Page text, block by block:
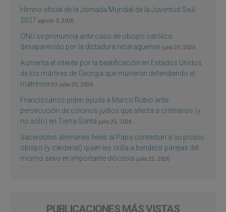
Himno oficial de la Jornada Mundial de la Juventud Seúl
2027 agosto 3, 2026
ONU se pronuncia ante caso de obispo católico
desaparecido por la dictadura nicaragüense julio 25, 2026
Aumenta el interés por la beatificación en Estados Unidos
de los mártires de Georgia que murieron defendiendo el
matrimonio julio 25, 2026
Franciscanos piden ayuda a Marco Rubio ante
persecución de colonos judíos que afecta a cristianos (y
no sólo) en Tierra Santa julio 25, 2026
Sacerdotes alemanes fieles al Papa contestan a su propio
obispo (y cardenal) quien les orilla a bendecir parejas del
mismo sexo en importante diócesis julio 25, 2026
PUBLICACIONES MÁS VISTAS